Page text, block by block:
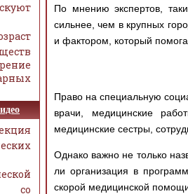
По мнению экспертов,
сильнее, чем в крупных
и фактором, который
Право на специальную
врачи, медицинские
медицинские сестры,
Однако важно не только
ли организация в
скорой медицинской
со